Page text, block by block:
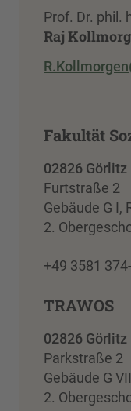
Prof. Dr. phil.
Raj
Fakultät
02826 Görlitz
Furtstraße 2
Gebäude G I,
2.
+49 3581
TRAWOS
02826 Görlitz
Parkstraße 2
Gebäude G
2.